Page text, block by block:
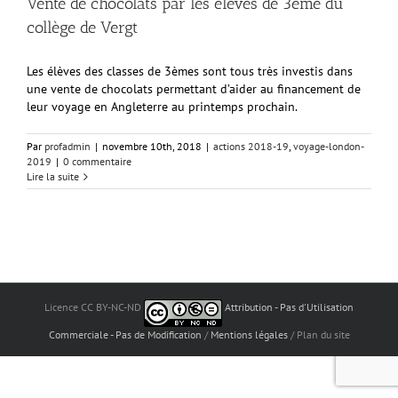
collège de Vergt
Les élèves des classes de 3èmes sont tous très investis dans
une vente de chocolats permettant d’aider au financement de
leur voyage en Angleterre au printemps prochain.
Par profadmin | novembre 10th, 2018 | actions 2018-19, voyage-london-
2019 | 0 commentaire
Lire la suite
Licence CC BY-NC-ND Attribution - Pas d'Utilisation
Commerciale - Pas de Modification / Mentions légales/ Plan du site